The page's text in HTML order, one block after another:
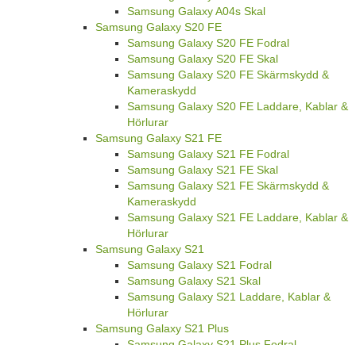
Samsung Galaxy A04s Skal
Samsung Galaxy S20 FE
Samsung Galaxy S20 FE Fodral
Samsung Galaxy S20 FE Skal
Samsung Galaxy S20 FE Skärmskydd &
Kameraskydd
Samsung Galaxy S20 FE Laddare, Kablar &
Hörlurar
Samsung Galaxy S21 FE
Samsung Galaxy S21 FE Fodral
Samsung Galaxy S21 FE Skal
Samsung Galaxy S21 FE Skärmskydd &
Kameraskydd
Samsung Galaxy S21 FE Laddare, Kablar &
Hörlurar
Samsung Galaxy S21
Samsung Galaxy S21 Fodral
Samsung Galaxy S21 Skal
Samsung Galaxy S21 Laddare, Kablar &
Hörlurar
Samsung Galaxy S21 Plus